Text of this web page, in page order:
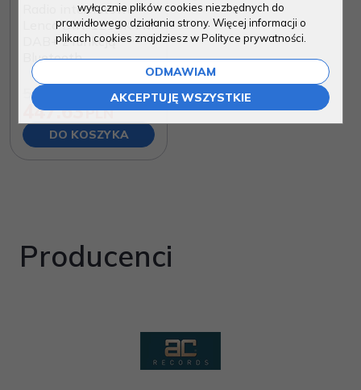
Radio internetowe
Lenco DIR-121BK FM
DAB+ z funkcją
Bluetooth
509.99
447.63PLN
DO KOSZYKA
Producenci
wyłącznie plików cookies niezbędnych do
prawidłowego działania strony. Więcej informacji o
plikach cookies znajdziesz w Polityce prywatności.
ODMAWIAM
AKCEPTUJĘ WSZYSTKIE